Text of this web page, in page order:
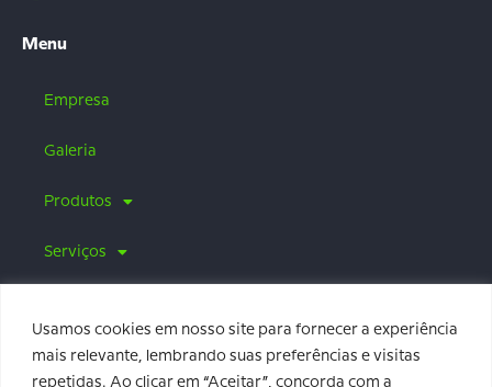
Usamos cookies em nosso site para fornecer a experiência
mais relevante, lembrando suas preferências e visitas
repetidas. Ao clicar em “Aceitar”, concorda com a
Menu
Empresa
Galeria
Produtos
Serviços
Blog